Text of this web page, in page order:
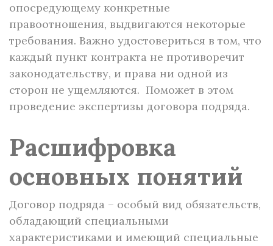
опосредующему конкретные
правоотношения, выдвигаются некоторые
требования. Важно удостовериться в том, что
каждый пункт контракта не противоречит
законодательству, и права ни одной из
сторон не ущемляются. Поможет в этом
проведение экспертизы договора подряда.
Расшифровка
основных понятий
Договор подряда – особый вид обязательств,
обладающий специальными
характеристиками и имеющий специальные